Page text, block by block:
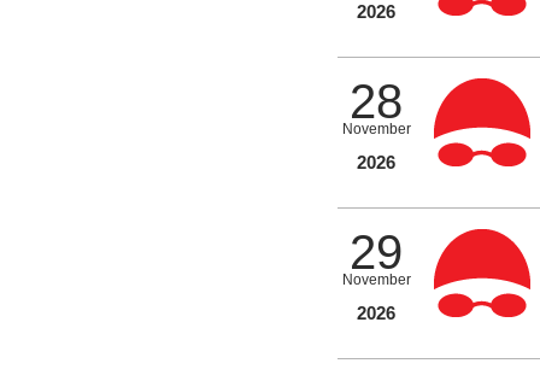
2026
28
November
2026
29
November
2026